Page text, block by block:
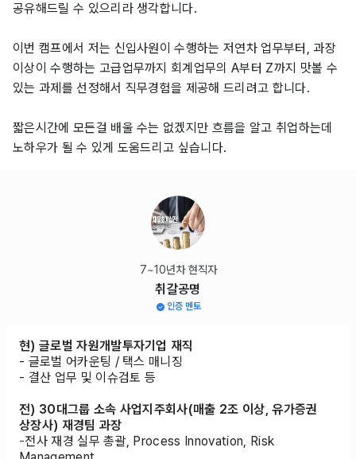
공유해드릴 수 있으리라 생각합니다.
이번 캠프에서 저는 신입사원이 수행하는 저연차 업무부터, 과장
이상이 수행하는 고급업무까지 회계업무의 A부터 Z까지 맛볼 수
있는 과제를 선정해서 직무경험을 제공해 드리려고 합니다.
짧은시간에 모든걸 배울 수는 없겠지만 흐름을 알고 취업하는데
노하우가 될 수 있게 도움드리고 싶습니다.
7~10년차 현직자
취갈공명
인증 멘토
현) 글로벌 자원개발투자기업 재직
- 글로벌 어카운팅 / 택스 매니징
- 결산 업무 및 이슈검토 등
전) 30대그룹 소속 사업지주회사(매출 2조 이상, 유가증권
상장사) 재경팀 과장
-전사 재경 실무 총괄, Process Innovation, Risk